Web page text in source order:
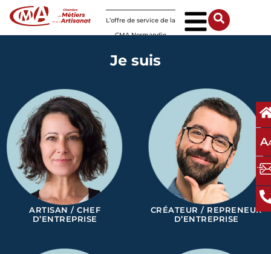
L’offre de service de la
CMA Normandie
A
Je suis
ARTISAN / CHEF
D’ENTREPRISE
CRÉATEUR / REPRENEUR
D’ENTREPRISE
Panneau de gestion des cookies